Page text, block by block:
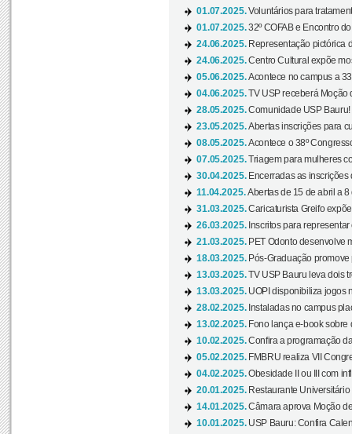
01.07.2025.Voluntários para
01.07.2025.32º COFAB e Encontro
24.06.2025. Representação pictórica
24.06.2025.Centro Cultural expõe
05.06.2025.Acontece no campus a
04.06.2025.TV USP receberá Moção
28.05.2025.Comunidade USP Bauru!
23.05.2025.Abertas inscrições para
08.05.2025.Acontece o 38º
07.05.2025.Triagem para mulheres
30.04.2025. Encerradas as inscrições
11.04.2025.Abertas de 15 de abril a
31.03.2025.Caricaturista Greifo
26.03.2025. Inscritos para
21.03.2025. PET Odonto desenvolve
18.03.2025. Pós-Graduação
13.03.2025.TV USP Bauru leva dois
13.03.2025. UOPI disponibiliza jogos
28.02.2025. Instaladas no campus
13.02.2025. Fono lança e-book sobre
10.02.2025.Confira a programação
05.02.2025. FMBRU realiza VII
04.02.2025.Obesidade II ou III com
20.01.2025. Restaurante
14.01.2025.Câmara aprova Moção
10.01.2025. USP Bauru: Confira